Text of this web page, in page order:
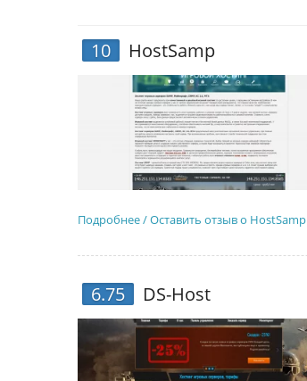
10 HostSamp
Подробнее / Оставить отзыв о HostSamp
6.75 DS-Host